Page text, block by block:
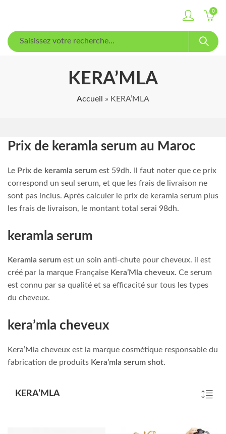
0
KERA’MLA
Accueil » KERA’MLA
Prix de keramla serum au Maroc
Le Prix de keramla serum est 59dh. Il faut noter que ce prix
correspond un seul serum, et que les frais de livraison ne
sont pas inclus. Après calculer le prix de keramla serum plus
les frais de livraison, le montant total serai 98dh.
keramla serum
Keramla serum est un soin anti-chute pour cheveux. il est
créé par la marque Française Kera’Mla cheveux. Ce serum
est connu par sa qualité et sa efficacité sur tous les types
du cheveux.
kera’mla cheveux
Kera’Mla cheveux est la marque cosmétique responsable du
fabrication de produits Kera’mla serum shot.
KERA’MLA